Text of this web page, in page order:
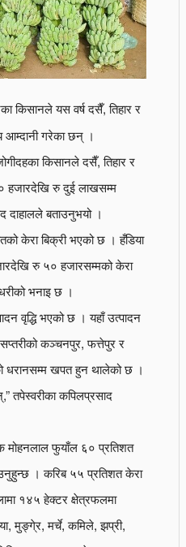
किसानले यस वर्ष दसैँ, तिहार र
आम्दानी गरेका छन् ।
किसानले दसैँ, तिहार र
हजारदेखि रु दुई लाखसम्म
दाहालले बताउनुभयो ।
केरा बिक्री भएको छ । हँडिया
रु ५० हजारसम्मको केरा
भनाइ छ ।
वृद्धि भएको छ । यहाँ उत्पादन
कञ्चनपुर, फत्तेपुर र
धरानसम्म खपत हुन थालेको छ ।
तपेस्वरीका कपिलप्रसाद
मोहनलाल फुयाँल ६० प्रतिशत
। करिब ५५ प्रतिशत केरा
१४५ हेक्टर क्षेत्रफलमा
मुङ्गे्र, मर्चे, कमिले, झप्री,